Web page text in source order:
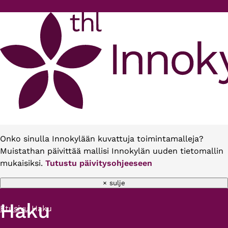
Onko sinulla Innokylään kuvattuja toimintamalleja?
Muistathan päivittää mallisi Innokylän uuden tietomallin
mukaisiksi. Tutustu päivitysohjeeseen
× sulje
Murupolku
Etusivu Haku
Haku